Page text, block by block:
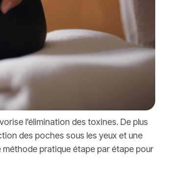
l’élimination des toxines. De plus
des poches sous les yeux et une
pratique étape par étape pour